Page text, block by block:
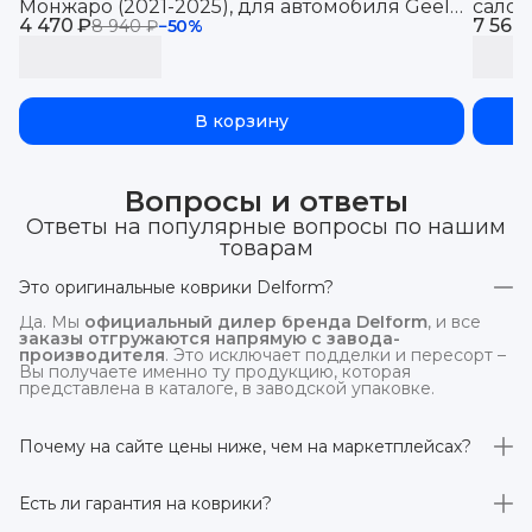
4 470 ₽8 940 ₽−50%
Монжаро (2021-2025), для автомобиля Geely
Monjaro, EVA 3D
В корзину
7 560
Вопросы и ответы
Ответы на популярные вопросы по нашим
товарам
Это оригинальные коврики Delform?
Да. Мы официальный дилер бренда Delform, и все
заказы отгружаются напрямую с завода-
производителя. Это исключает подделки и пересорт –
Вы получаете именно ту продукцию, которая
представлена в каталоге, в заводской упаковке.
Почему на сайте цены ниже, чем на маркетплейсах?
отгрузка идётнапрямую со склада производителя
без посредников.
Есть ли гарантия на коврики?